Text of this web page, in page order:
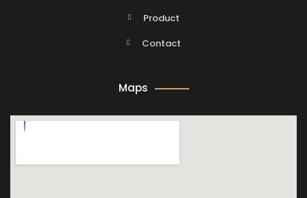
Product
Contact
Maps